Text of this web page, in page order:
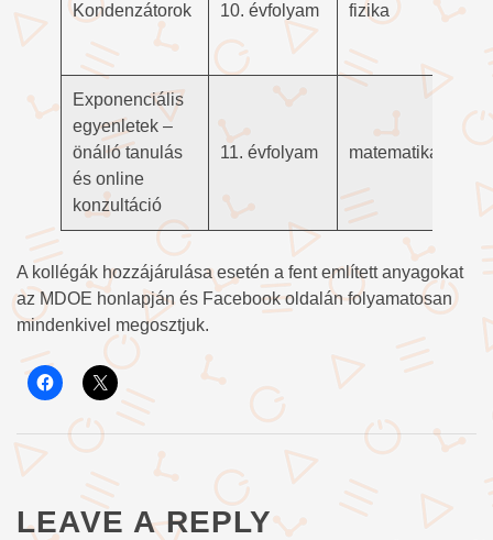
Kondenzátorok 10. évfolyam fizika
Exponenciális
egyenletek –
önálló tanulás
és online
konzultáció
11. évfolyam matematika
A kollégák hozzájárulása esetén a fent említett anyagokat
az MDOE honlapján és Facebook oldalán folyamatosan
mindenkivel megosztjuk.
LEAVE A REPLY